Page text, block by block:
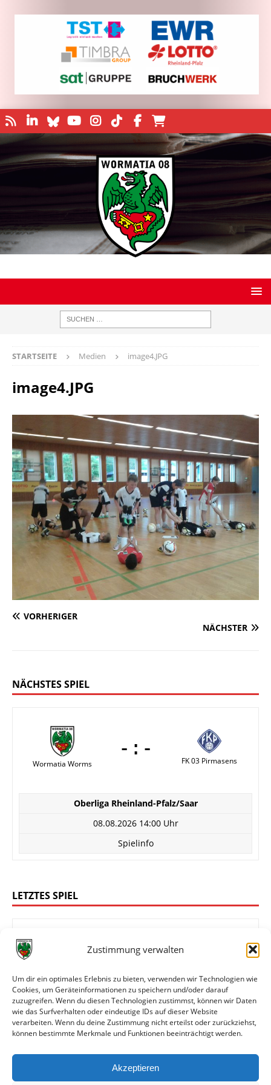
Zustimmung verwalten
Um dir ein optimales Erlebnis zu bieten, verwenden wir Technologien wie
Cookies, um Geräteinformationen zu speichern und/oder darauf
zuzugreifen. Wenn du diesen Technologien zustimmst, können wir Daten
wie das Surfverhalten oder eindeutige IDs auf dieser Website
verarbeiten. Wenn du deine Zustimmung nicht erteilst oder zurückziehst,
können bestimmte Merkmale und Funktionen beeinträchtigt werden.
Akzeptieren
STARTSEITE Medien image4.JPG
image4.JPG
VORHERIGER
NÄCHSTER
NÄCHSTES SPIEL
Wormatia Worms
-:-
FK 03 Pirmasens
Oberliga Rheinland-Pfalz/Saar
08.08.2026 14:00 Uhr
Spielinfo
LETZTES SPIEL
1:4
Wormatia Worms
Oberliga Rheinland-Pfalz/Saar
01.08.2026 14:00 Uhr
Spielinfo